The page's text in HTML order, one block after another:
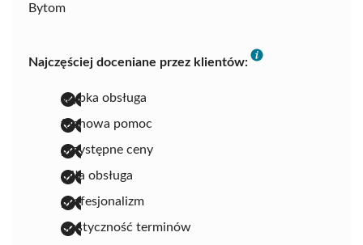
Bytom
Najczęściej doceniane przez klientów:
szybka obsługa
fachowa pomoc
przystępne ceny
miła obsługa
profesjonalizm
elastyczność terminów